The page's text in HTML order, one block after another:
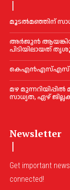
മൂടൽമഞ്ഞിന്
അര്‍ജുന്‍
പിടിയിലായത്
കെഎൻഎസ്എസ്
മഴ
സാധ്യത, ഏഴ്
Newsletter
Get important
connected!